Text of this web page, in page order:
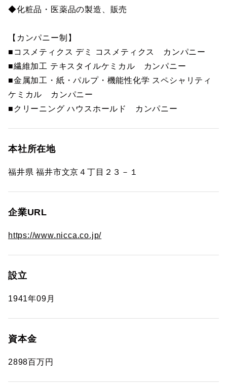
◆化粧品・医薬品の製造、販売
【カンパニー制】
■コスメティクス デミ コスメティクス カンパニー
■繊維加工 テキスタイルケミカル カンパニー
■金属加工・紙・パルプ・機能性化学 スペシャリティ
ケミカル カンパニー
■クリーニング ハウスホールド カンパニー
本社所在地
福井県 福井市文京４丁目２３－１
企業URL
https://www.nicca.co.jp/
設立
1941年09月
資本金
2898百万円